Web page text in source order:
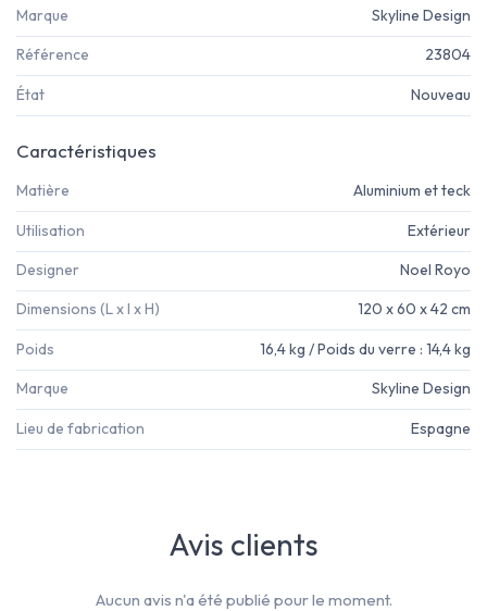
Marque Skyline Design
Référence 23804
État Nouveau
Caractéristiques
Matière Aluminium et teck
Utilisation Extérieur
Designer Noel Royo
Dimensions (L x l x H) 120 x 60 x 42 cm
Poids 16,4 kg / Poids du verre : 14,4 kg
Marque Skyline Design
Lieu de fabrication Espagne
Avis clients
Aucun avis n'a été publié pour le moment.